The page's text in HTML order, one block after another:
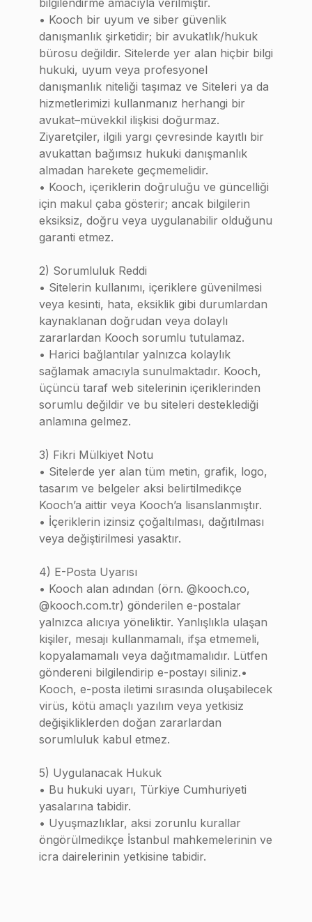
bilgilendirme amacıyla verilmiştir.
• Kooch bir uyum ve siber güvenlik
danışmanlık şirketidir; bir avukatlık/hukuk
bürosu değildir. Sitelerde yer alan hiçbir bilgi
hukuki, uyum veya profesyonel
danışmanlık niteliği taşımaz ve Siteleri ya da
hizmetlerimizi kullanmanız herhangi bir
avukat–müvekkil ilişkisi doğurmaz.
Ziyaretçiler, ilgili yargı çevresinde kayıtlı bir
avukattan bağımsız hukuki danışmanlık
almadan harekete geçmemelidir.
• Kooch, içeriklerin doğruluğu ve güncelliği
için makul çaba gösterir; ancak bilgilerin
eksiksiz, doğru veya uygulanabilir olduğunu
garanti etmez.
2) Sorumluluk Reddi
• Sitelerin kullanımı, içeriklere güvenilmesi
veya kesinti, hata, eksiklik gibi durumlardan
kaynaklanan doğrudan veya dolaylı
zararlardan Kooch sorumlu tutulamaz.
• Harici bağlantılar yalnızca kolaylık
sağlamak amacıyla sunulmaktadır. Kooch,
üçüncü taraf web sitelerinin içeriklerinden
sorumlu değildir ve bu siteleri desteklediği
anlamına gelmez.
3) Fikri Mülkiyet Notu
• Sitelerde yer alan tüm metin, grafik, logo,
tasarım ve belgeler aksi belirtilmedikçe
Kooch’a aittir veya Kooch’a lisanslanmıştır.
• İçeriklerin izinsiz çoğaltılması, dağıtılması
veya değiştirilmesi yasaktır.
4) E-Posta Uyarısı
• Kooch alan adından (örn. @kooch.co,
@kooch.com.tr) gönderilen e-postalar
yalnızca alıcıya yöneliktir. Yanlışlıkla ulaşan
kişiler, mesajı kullanmamalı, ifşa etmemeli,
kopyalamamalı veya dağıtmamalıdır. Lütfen
göndereni bilgilendirip e-postayı siliniz.•
Kooch, e-posta iletimi sırasında oluşabilecek
virüs, kötü amaçlı yazılım veya yetkisiz
değişikliklerden doğan zararlardan
sorumluluk kabul etmez.
5) Uygulanacak Hukuk
• Bu hukuki uyarı, Türkiye Cumhuriyeti
yasalarına tabidir.
• Uyuşmazlıklar, aksi zorunlu kurallar
öngörülmedikçe İstanbul mahkemelerinin ve
icra dairelerinin yetkisine tabidir.